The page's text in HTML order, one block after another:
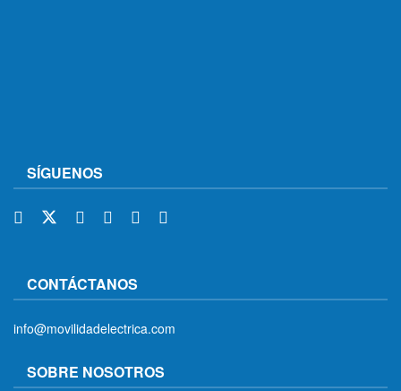
SÍGUENOS
CONTÁCTANOS
info@movilidadelectrica.com
SOBRE NOSOTROS